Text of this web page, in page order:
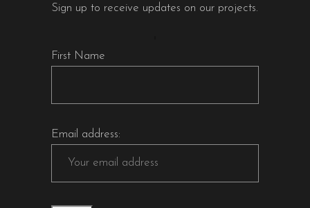
Sign up to receive updates on our projects.
First Name
Email address: